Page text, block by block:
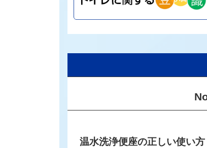
温水洗浄便座の正しい使い方